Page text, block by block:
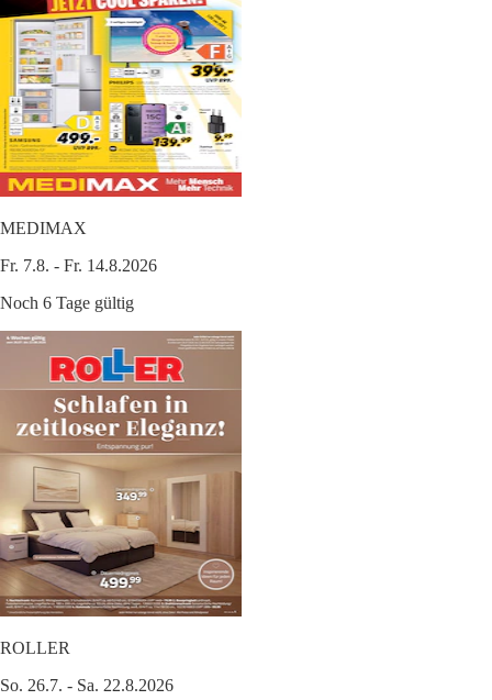
MEDIMAX
Fr. 7.8. - Fr. 14.8.2026
Noch 6 Tage gültig
ROLLER
So. 26.7. - Sa. 22.8.2026